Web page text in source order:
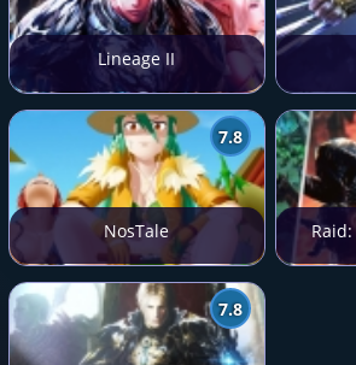
Lineage II
7.8
NosTale
7.8